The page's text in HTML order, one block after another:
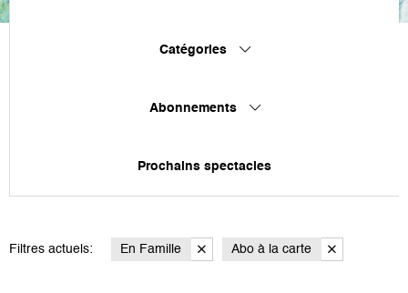
Catégories
Abonnements
Prochains spectacles
Filtres actuels: En Famille Abo à la carte